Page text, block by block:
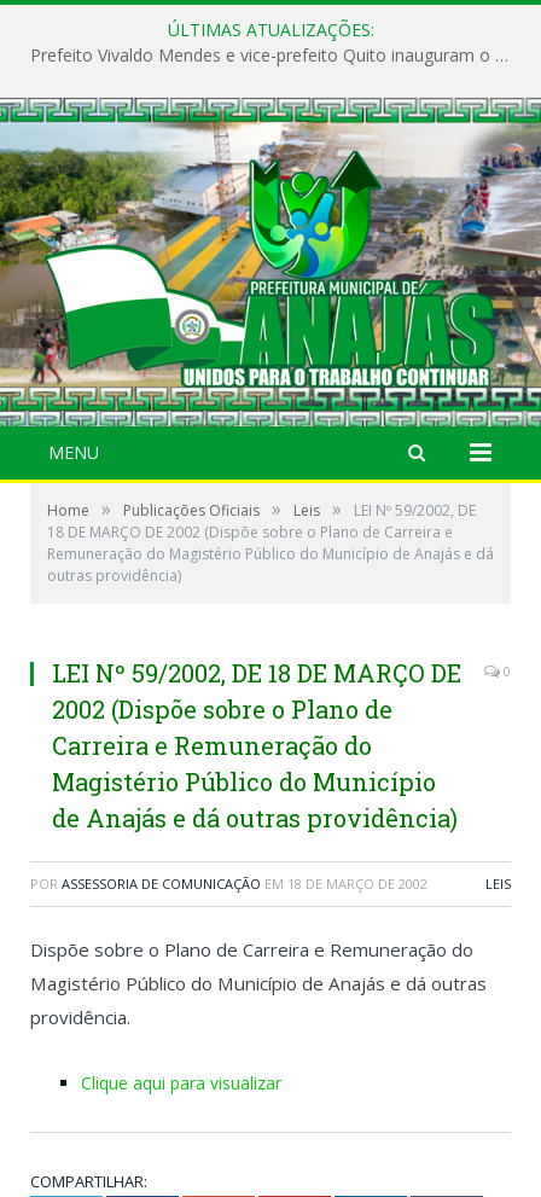
ÚLTIMAS ATUALIZAÇÕES:
Prefeito Vivaldo Mendes e vice-prefeito Quito inauguram o CAPS e fortalecem a saúde pública em Anajás.
MENU
Home » Publicações Oficiais » Leis »
LEI Nº 59/2002, DE
18 DE MARÇO DE 2002 (Dispõe sobre o Plano de Carreira e
Remuneração do Magistério Público do Município de Anajás e dá
outras providência)
LEI Nº 59/2002, DE 18 DE MARÇO DE
2002 (Dispõe sobre o Plano de
Carreira e Remuneração do
Magistério Público do Município
de Anajás e dá outras providência)
0
POR ASSESSORIA DE COMUNICAÇÃO EM 18 DE MARÇO DE 2002 LEIS
Dispõe sobre o Plano de Carreira e Remuneração do
Magistério Público do Município de Anajás e dá outras
providência.
Clique aqui para visualizar
COMPARTILHAR: